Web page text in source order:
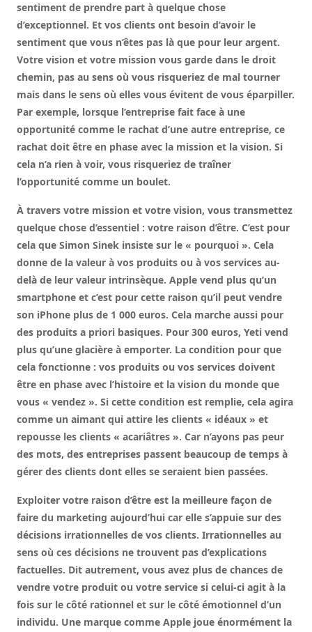
sentiment de prendre part à quelque chose
d’exceptionnel. Et vos clients ont besoin d’avoir le
sentiment que vous n’êtes pas là que pour leur argent.
Votre vision et votre mission vous garde dans le droit
chemin, pas au sens où vous risqueriez de mal tourner
mais dans le sens où elles vous évitent de vous éparpiller.
Par exemple, lorsque l’entreprise fait face à une
opportunité comme le rachat d’une autre entreprise, ce
rachat doit être en phase avec la mission et la vision. Si
cela n’a rien à voir, vous risqueriez de traîner
l’opportunité comme un boulet.
À travers votre mission et votre vision, vous transmettez
quelque chose d’essentiel : votre raison d’être. C’est pour
cela que Simon Sinek insiste sur le « pourquoi ». Cela
donne de la valeur à vos produits ou à vos services au-
delà de leur valeur intrinsèque. Apple vend plus qu’un
smartphone et c’est pour cette raison qu’il peut vendre
son iPhone plus de 1 000 euros. Cela marche aussi pour
des produits a priori basiques. Pour 300 euros, Yeti vend
plus qu’une glacière à emporter. La condition pour que
cela fonctionne : vos produits ou vos services doivent
être en phase avec l’histoire et la vision du monde que
vous « vendez ». Si cette condition est remplie, cela agira
comme un aimant qui attire les clients « idéaux » et
repousse les clients « acariâtres ». Car n’ayons pas peur
des mots, des entreprises passent beaucoup de temps à
gérer des clients dont elles se seraient bien passées.
Exploiter votre raison d’être est la meilleure façon de
faire du marketing aujourd’hui car elle s’appuie sur des
décisions irrationnelles de vos clients. Irrationnelles au
sens où ces décisions ne trouvent pas d’explications
factuelles. Dit autrement, vous avez plus de chances de
vendre votre produit ou votre service si celui-ci agit à la
fois sur le côté rationnel et sur le côté émotionnel d’un
individu. Une marque comme Apple joue énormément la